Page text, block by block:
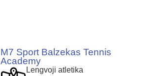
M7 Sport Balzekas Tennis
Academy
Lengvoji atletika